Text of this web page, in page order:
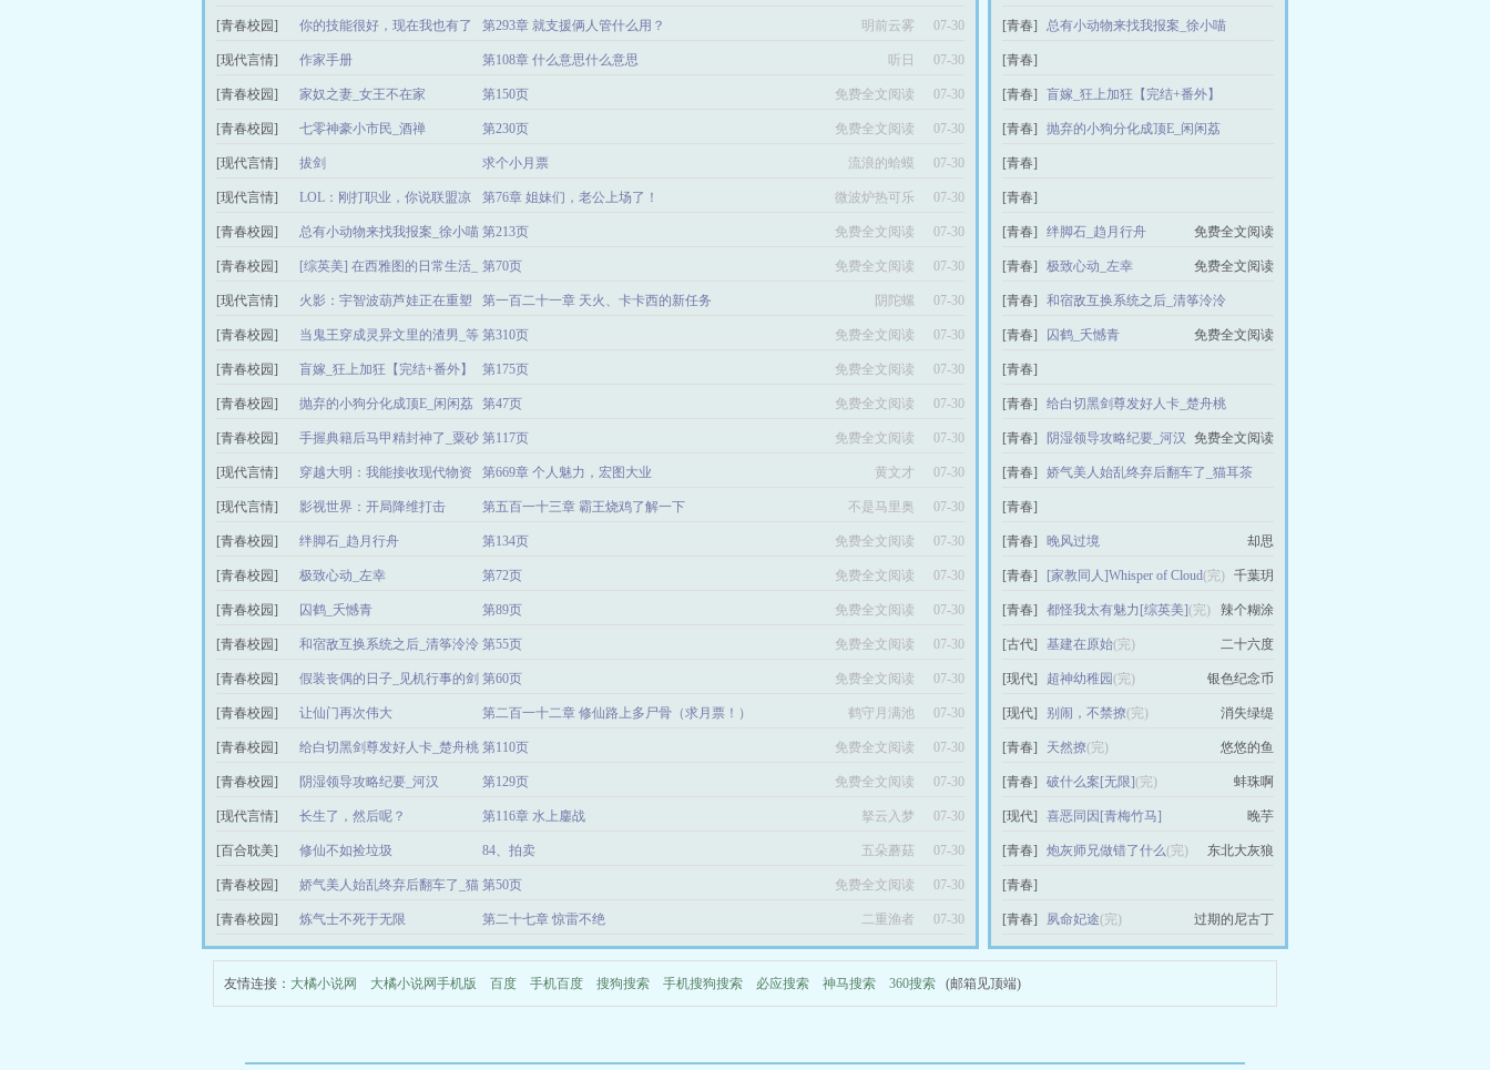
（4k，求月票！）
[青春校园] 你的技能很好，现在我也有了 第293章 就支援俩人管什么用？ 明前云雾 07-30
[现代言情] 作家手册 第108章 什么意思什么意思 听日 07-30
[青春校园] 家奴之妻_女王不在家 第150页 免费全文阅读 07-30
[青春校园] 七零神豪小市民_酒禅 第230页 免费全文阅读 07-30
[现代言情] 拔剑 求个小月票 流浪的蛤蟆 07-30
[现代言情]
LOL：刚打职业，你说联盟凉
了
第76章 姐妹们，老公上场了！ 微波炉热可乐 07-30
[青春校园] 总有小动物来找我报案_徐小喵 第213页 免费全文阅读 07-30
[青春校园]
[综英美] 在西雅图的日常生活_
提花织云锦【完结+番外】
第70页 免费全文阅读 07-30
[现代言情]
火影：宇智波葫芦娃正在重塑
忍界
第一百二十一章 天火、卡卡西的新任务 阴陀螺 07-30
[青春校园]
当鬼王穿成灵异文里的渣男_等
猫猫【完结+番外】
第310页 免费全文阅读 07-30
[青春校园] 盲嫁_狂上加狂【完结+番外】 第175页 免费全文阅读 07-30
[青春校园] 抛弃的小狗分化成顶E_闲闲荔 第47页 免费全文阅读 07-30
[青春校园]
手握典籍后马甲精封神了_粟砂
坬【完结+番外】
第117页 免费全文阅读 07-30
[现代言情] 穿越大明：我能接收现代物资 第669章 个人魅力，宏图大业 黄文才 07-30
[现代言情] 影视世界：开局降维打击 第五百一十三章 霸王烧鸡了解一下 不是马里奥 07-30
[青春校园] 绊脚石_趋月行舟 第134页 免费全文阅读 07-30
[青春校园] 极致心动_左幸 第72页 免费全文阅读 07-30
[青春校园] 囚鹤_夭憾青 第89页 免费全文阅读 07-30
[青春校园] 和宿敌互换系统之后_清筝泠泠 第55页 免费全文阅读 07-30
[青春校园]
假装丧偶的日子_见机行事的剑
【完结+番外】
第60页 免费全文阅读 07-30
[青春校园] 让仙门再次伟大 第二百一十二章 修仙路上多尸骨（求月票！） 鹤守月满池 07-30
[青春校园] 给白切黑剑尊发好人卡_楚舟桃 第110页 免费全文阅读 07-30
[青春校园] 阴湿领导攻略纪要_河汉 第129页 免费全文阅读 07-30
[现代言情] 长生了，然后呢？ 第116章 水上鏖战 拏云入梦 07-30
[百合耽美] 修仙不如捡垃圾 84、拍卖 五朵蘑菇 07-30
[青春校园]
娇气美人始乱终弃后翻车了_猫
耳茶
第50页 免费全文阅读 07-30
[青春校园] 炼气士不死于无限 第二十七章 惊雷不绝 二重渔者 07-30
[青春]
总有小动物来找我报案_徐小喵
[青春]
[综英美] 在西雅图的日常生活_提花织云锦【完
[青春]
盲嫁_狂上加狂【完结+番外】
免费全文阅读
[青春]
抛弃的小狗分化成顶E_闲闲荔
[青春]
当鬼王穿成灵异文里的渣男_等猫猫【完结+番
[青春]
手握典籍后马甲精封神了_粟砂坬【完结+番
[青春] 绊脚石_趋月行舟 免费全文阅读
[青春] 极致心动_左幸 免费全文阅读
[青春]
和宿敌互换系统之后_清筝泠泠
免费全文阅读
[青春] 囚鹤_夭憾青 免费全文阅读
[青春]
假装丧偶的日子_见机行事的剑【完结+番外】
[青春]
给白切黑剑尊发好人卡_楚舟桃
免费全文阅读
[青春] 阴湿领导攻略纪要_河汉 免费全文阅读
[青春]
娇气美人始乱终弃后翻车了_猫耳茶
[青春]
[综漫]作为太宰的幼驯染每天都在头痛
[青春] 晚风过境 却思
[青春] [家教同人]Whisper of Cloud(完) 千葉玥
[青春] 都怪我太有魅力[综英美](完) 辣个糊涂
[古代] 基建在原始(完) 二十六度
[现代] 超神幼稚园(完) 银色纪念币
[现代] 别闹，不禁撩(完) 消失绿缇
[青春] 天然撩(完) 悠悠的鱼
[青春] 破什么案[无限](完) 蚌珠啊
[现代] 喜恶同因[青梅竹马] 晚芋
[青春] 炮灰师兄做错了什么(完) 东北大灰狼
[青春]
[综漫同人]今天的辅佐官也在劝我跳槽(完)
[青春] 夙命妃途(完) 过期的尼古丁
友情连接： 大橘小说网 大橘小说网手机版 百度 手机百度 搜狗搜索 手机搜狗搜索 必应搜索 神马搜索 360搜索 (邮箱见顶端)